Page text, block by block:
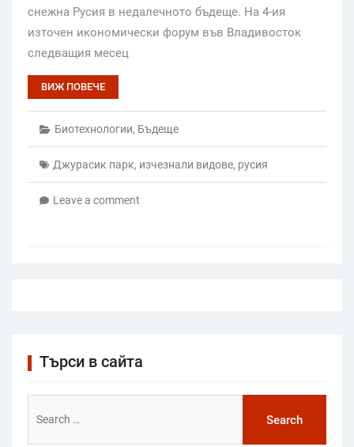
снежна Русия в недалечното бъдеще. На 4-ия
източен икономически форум във Владивосток
следващия месец
ВИЖ ПОВЕЧЕ
Биотехнологии, Бъдеще
Джурасик парк, изчезнали видове, русия
Leave a comment
Търси в сайта
for: